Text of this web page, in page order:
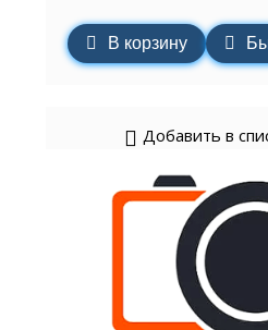
В корзину
Добавить в